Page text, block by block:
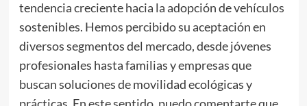
tendencia creciente hacia la adopción de vehículos
sostenibles. Hemos percibido su aceptación en
diversos segmentos del mercado, desde jóvenes
profesionales hasta familias y empresas que
buscan soluciones de movilidad ecológicas y